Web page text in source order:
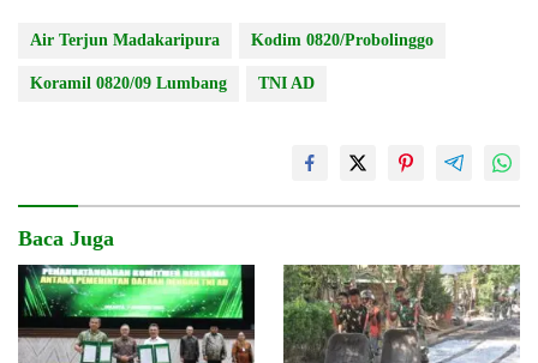
Air Terjun Madakaripura Kodim 0820/Probolinggo
Koramil 0820/09 Lumbang TNI AD
Baca Juga